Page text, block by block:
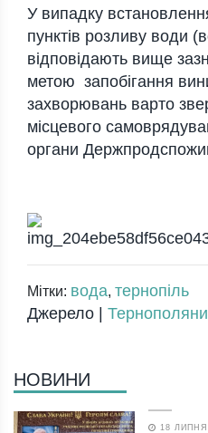
У випадку
пунктів розливу води
відповідають вище
метою запобігання
захворювань варто
місцевого
органи
Мітки: вода, тернопіль
Джерело | Тернополяни
НОВИНИ
18 ЛИПНЯ